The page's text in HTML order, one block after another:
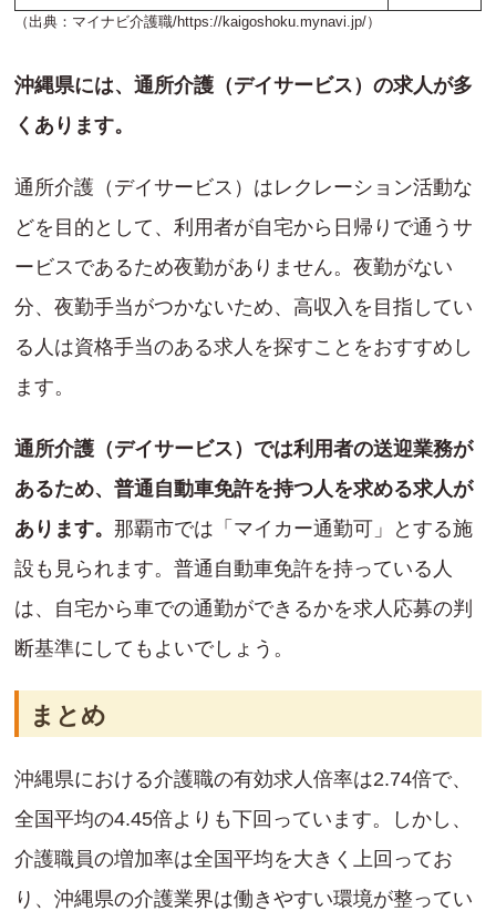
（出典：マイナビ介護職/https://kaigoshoku.mynavi.jp/）
沖縄県には、通所介護（デイサービス）の求人が多
くあります。
通所介護（デイサービス）はレクレーション活動な
どを目的として、利用者が自宅から日帰りで通うサ
ービスであるため夜勤がありません。夜勤がない
分、夜勤手当がつかないため、高収入を目指してい
る人は資格手当のある求人を探すことをおすすめし
ます。
通所介護（デイサービス）では利用者の送迎業務が
あるため、普通自動車免許を持つ人を求める求人が
あります。 那覇市では「マイカー通勤可」とする施
設も見られます。普通自動車免許を持っている人
は、自宅から車での通勤ができるかを求人応募の判
断基準にしてもよいでしょう。
まとめ
沖縄県における介護職の有効求人倍率は2.74倍で、
全国平均の4.45倍よりも下回っています。しかし、
介護職員の増加率は全国平均を大きく上回ってお
り、沖縄県の介護業界は働きやすい環境が整ってい